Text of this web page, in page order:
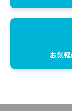
お気